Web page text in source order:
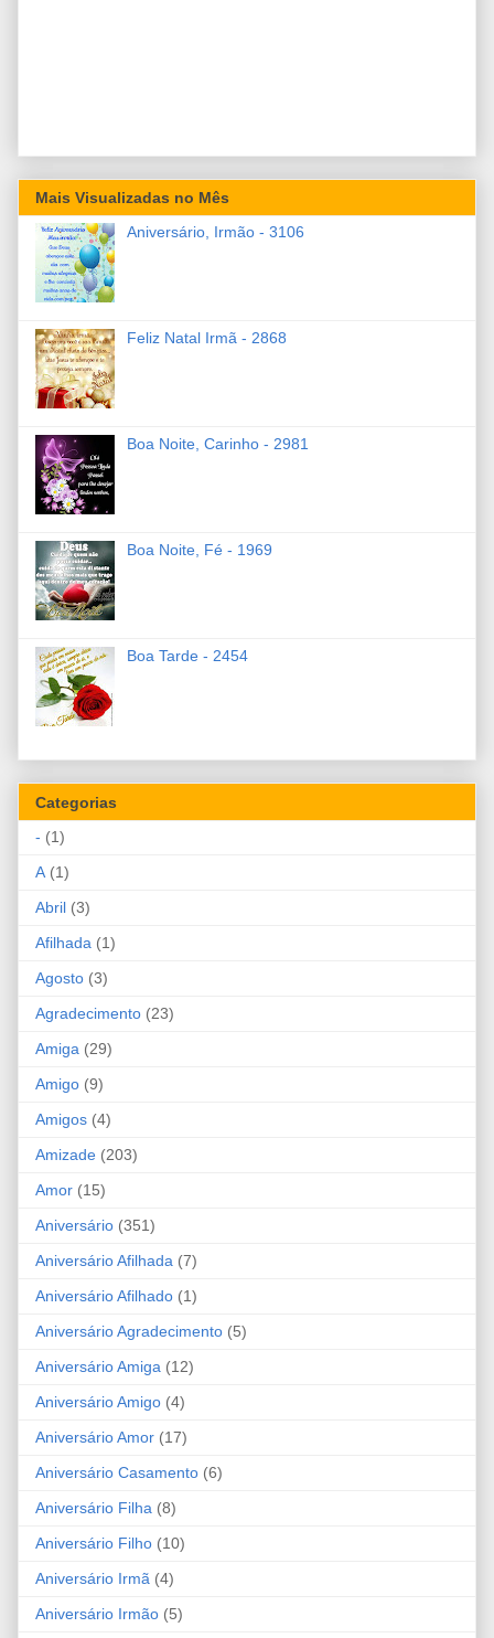
Mais Visualizadas no Mês
Aniversário, Irmão - 3106
Feliz Natal Irmã - 2868
Boa Noite, Carinho - 2981
Boa Noite, Fé - 1969
Boa Tarde - 2454
Categorias
- (1)
A (1)
Abril (3)
Afilhada (1)
Agosto (3)
Agradecimento (23)
Amiga (29)
Amigo (9)
Amigos (4)
Amizade (203)
Amor (15)
Aniversário (351)
Aniversário Afilhada (7)
Aniversário Afilhado (1)
Aniversário Agradecimento (5)
Aniversário Amiga (12)
Aniversário Amigo (4)
Aniversário Amor (17)
Aniversário Casamento (6)
Aniversário Filha (8)
Aniversário Filho (10)
Aniversário Irmã (4)
Aniversário Irmão (5)